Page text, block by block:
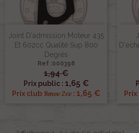
Joint D'admission Moteur 435
Et 602cc Qualité Sup 800
Degrés
Ref :000398
1,94 €
Prix public : 1,65 €
Prix club Renov 2cv: 1,65 €